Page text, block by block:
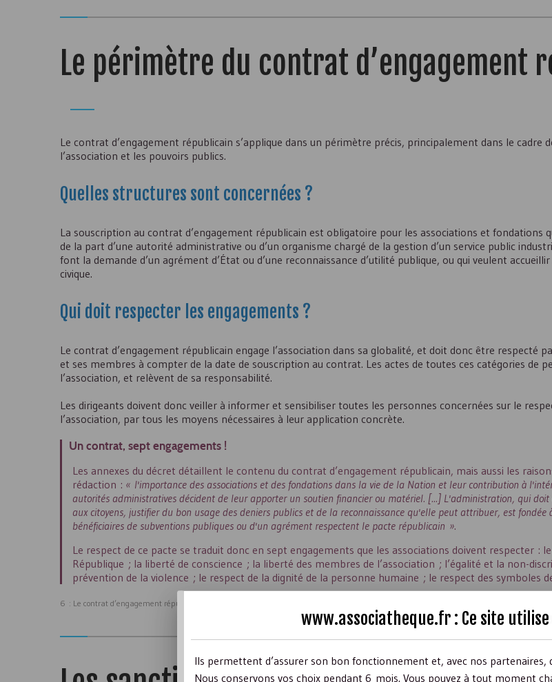
Le périmètre du contrat d’engagement
Le contrat d’engagement républicain s’applique dans un périmètre précis, principalement dans le cadre
l’association et les pouvoirs publics.
Quelles structures sont concernées ?
La souscription au contrat d’engagement républicain est obligatoire pour les associations et fondations
de la part d’une autorité administrative ou d’un organisme chargé de la gestion d’un service public
font la demande d’un agrément d’État ou d’une reconnaissance d’utilité publique, ou qui veulent
civique.
Qui doit respecter les engagements ?
Le contrat d’engagement républicain engage l’association dans sa globalité, et doit donc être respecté
et ses membres à compter de la date de souscription au contrat. Les actes de toutes ces catégories de
l’association, et relèvent de sa responsabilité.
Les dirigeants doivent donc veiller à informer et sensibiliser toutes les personnes concernées sur le
l’association, par tous les moyens nécessaires à leur application concrète.
Un contrat, sept engagements !
Les annexes du décret détaillent le contenu du contrat d’engagement républicain, mais aussi les
rédaction : « l'importance des associations et des fondations dans la vie de la Nation et leur contribution à
autorités administratives décident de leur apporter un soutien financier ou matériel. [...] L'administration, qui
aux citoyens, justifier du bon usage des deniers publics et de la reconnaissance qu'elle peut attribuer, est fondée
bénéficiaires de subventions publiques ou d'un agrément respectent le pacte républicain ».
Le respect de ce pacte se traduit donc en sept engagements que les associations doivent respecter :
République ; la liberté de conscience ; la liberté des membres de l’association ; l’égalité et la non-
prévention de la violence ; le respect de la dignité de la personne humaine ; le respect des symboles
6 : Le contrat d’engagement républicain a donc été intégré au formulaire de demande de subvention Cerfa n° 12156*06
www.associatheque.fr : Ce site utilise
Ils permettent d’assurer son bon fonctionnement et, avec nos partenaires,
Nous conservons vos choix pendant 6 mois. Vous pouvez à tout moment